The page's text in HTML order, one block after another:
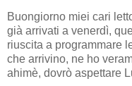
Buongiorno miei cari
già arrivati a venerdì,
riuscita a programmare
che arrivino, ne ho
ahimè, dovrò aspettare